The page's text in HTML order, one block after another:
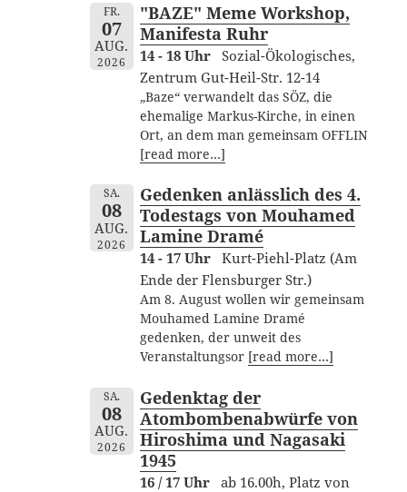
FR.
07
AUG.
2026
"BAZE" Meme Workshop,
Manifesta Ruhr
14 - 18 Uhr
Sozial-Ökologisches,
Zentrum Gut-Heil-Str. 12-14
„Baze“ verwandelt das SÖZ, die
ehemalige Markus-Kirche, in einen
Ort, an dem man gemeinsam OFFLIN
[read more…]
SA.
08
AUG.
2026
Gedenken anlässlich des 4.
Todestags von Mouhamed
Lamine Dramé
14 - 17 Uhr
Kurt-Piehl-Platz (Am
Ende der Flensburger Str.)
Am 8. August wollen wir gemeinsam
Mouhamed Lamine Dramé
gedenken, der unweit des
Veranstaltungsor [read more…]
SA.
08
AUG.
2026
Gedenktag der
Atombombenabwürfe von
Hiroshima und Nagasaki
1945
16 / 17 Uhr
ab 16.00h, Platz von